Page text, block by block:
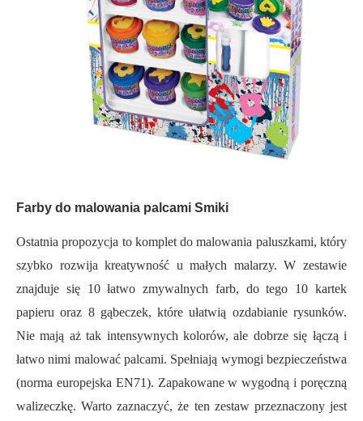
Farby do malowania palcami Smiki
Ostatnia propozycja to komplet do malowania paluszkami, który
szybko rozwija kreatywność u małych malarzy. W zestawie
znajduje się 10 łatwo zmywalnych farb, do tego 10 kartek
papieru oraz 8 gąbeczek, które ułatwią ozdabianie rysunków.
Nie mają aż tak intensywnych kolorów, ale dobrze się łączą i
łatwo nimi malować palcami. Spełniają wymogi bezpieczeństwa
(norma europejska EN71). Zapakowane w wygodną i poręczną
walizeczkę. Warto zaznaczyć, że ten zestaw przeznaczony jest